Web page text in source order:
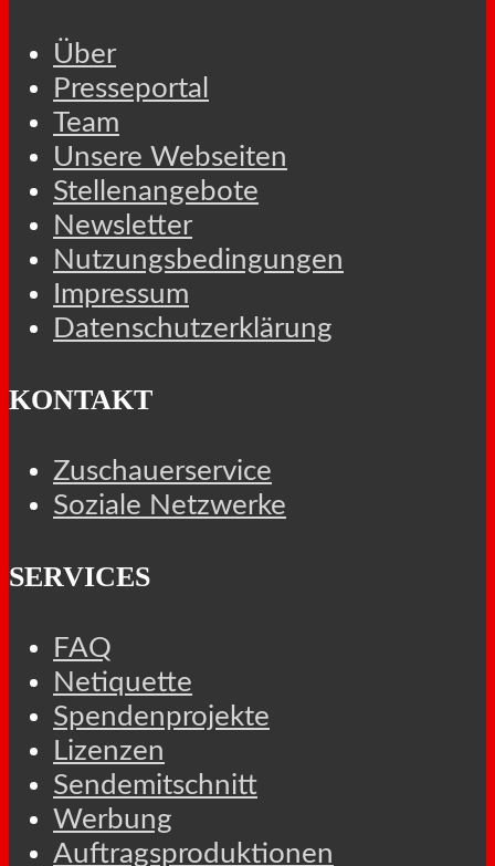
Über
Presseportal
Team
Unsere Webseiten
Stellenangebote
Newsletter
Nutzungsbedingungen
Impressum
Datenschutzerklärung
KONTAKT
Zuschauerservice
Soziale Netzwerke
SERVICES
FAQ
Netiquette
Spendenprojekte
Lizenzen
Sendemitschnitt
Werbung
Auftragsproduktionen